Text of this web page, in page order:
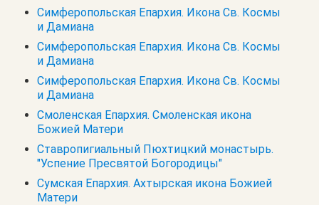
Симферопольская Епархия. Икона Св. Космы
и Дамиана
Симферопольская Епархия. Икона Св. Космы
и Дамиана
Симферопольская Епархия. Икона Св. Космы
и Дамиана
Смоленская Епархия. Смоленская икона
Божией Матери
Ставропигиальный Пюхтицкий монастырь.
"Успение Пресвятой Богородицы"
Сумская Епархия. Ахтырская икона Божией
Матери